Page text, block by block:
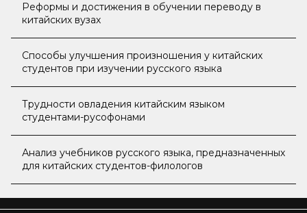
Реформы и достижения в обучении переводу в
китайских вузах
Способы улучшения произношения у китайских
студентов при изучении русского языка
Трудности овладения китайским языком
студентами-русофонами
Анализ учебников русского языка, предназначенных
для китайских студентов-филологов